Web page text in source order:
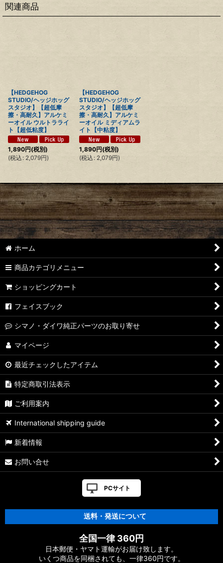
関連商品
【HEDGEHOG
STUDIO/ヘッジホッグ
スタジオ】【超低摩
擦・高耐久】アルケミ
ーオイル ウルトラライ
ト【超低粘度】
1,890円(税別)
(税込 : 2,079円)
【HEDGEHOG
STUDIO/ヘッジホッグ
スタジオ】【超低摩
擦・高耐久】アルケミ
ーオイル ミディアムラ
イト【中粘度】
1,890円(税別)
(税込 : 2,079円)
ホーム
商品カテゴリメニュー
ショッピングカート
フェイスブック
シマノ・ダイワ純正パーツのお取り寄せ
マイページ
最近チェックしたアイテム
特定商取引法表示
ご利用案内
International shipping guide
新着情報
お問い合せ
PCサイト
送料・発送について
全国一律 360円
日本郵便・ヤマト運輸がお届け致します。
いくつ商品を同梱されても、一律360円です。